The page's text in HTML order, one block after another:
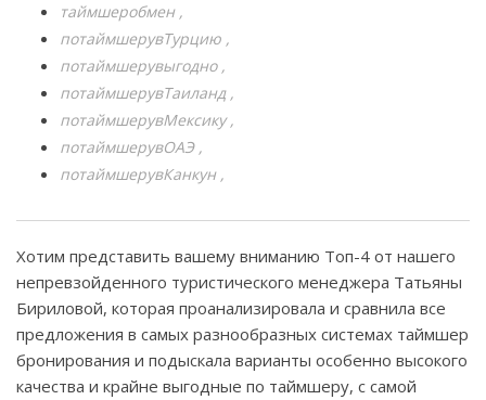
таймшеробмен
потаймшерувТурцию
потаймшерувыгодно
потаймшерувТаиланд
потаймшерувМексику
потаймшерувОАЭ
потаймшерувКанкун
Хотим представить вашему вниманию Топ-4 от нашего
непревзойденного туристического менеджера Татьяны
Бириловой, которая проанализировала и сравнила все
предложения в самых разнообразных системах таймшер
бронирования и подыскала варианты особенно высокого
качества и крайне выгодные по таймшеру, с самой